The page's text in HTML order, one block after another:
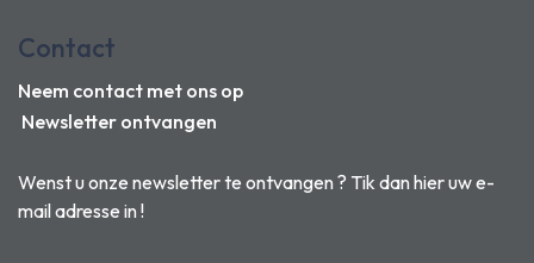
Wenst u onze newsletter te ontvangen ? Tik dan hier uw e-
mail adresse in !
Contact
Neem contact met ons op
Newsletter ontvangen